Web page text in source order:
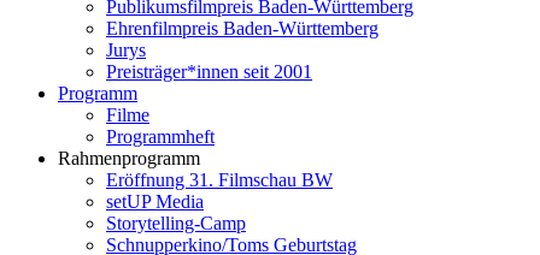
Publikumsfilmpreis Baden-Württemberg
Ehrenfilmpreis Baden-Württemberg
Jurys
Preisträger*innen seit 2001
Programm
Filme
Programmheft
Rahmenprogramm
Eröffnung 31. Filmschau BW
setUP Media
Storytelling-Camp
Schnupperkino/Toms Geburtstag